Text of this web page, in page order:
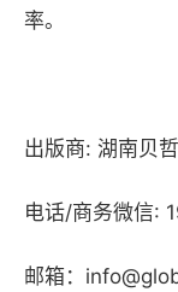
率。
出版商: 湖南贝
电话/商务微信:
邮箱：